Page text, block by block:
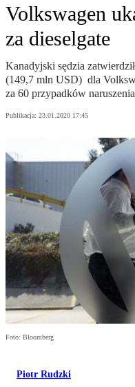
Volkswagen
za dieselgate
Kanadyjski sędzia
(149,7 mln USD) dla
za 60 przypadków
Publikacja: 23.01.2020 17:45
Foto: Bloomberg
Piotr Rudzki